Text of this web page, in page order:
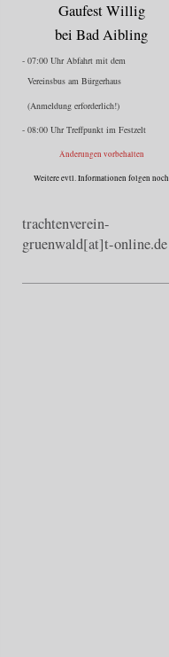
Gaufest Willig
bei Bad Aibling
- 07:00 Uhr Abfahrt mit dem
Vereinsbus am Bürgerhaus
(Anmeldung erforderlich!)
- 08:00 Uhr Treffpunkt im Festzelt
Änderungen vorbehalten
Weitere evtl. Informationen folgen noch
trachtenverein-
gruenwald[at]t-online.de